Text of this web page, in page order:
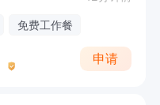
免费工作餐
申请